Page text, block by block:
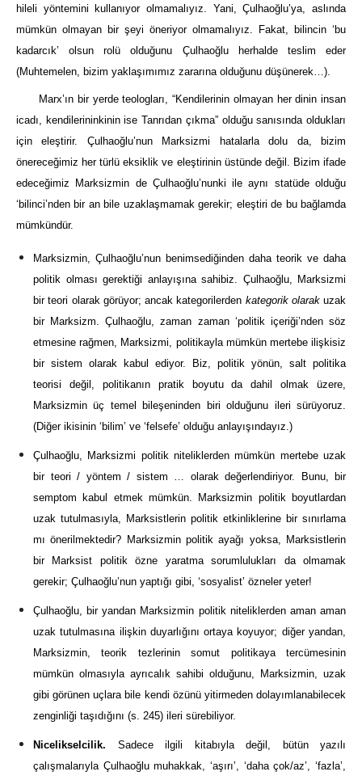
hileli yöntemini kullanıyor olmamalıyız. Yani, Çulhaoğlu’ya, aslında
mümkün olmayan bir şeyi öneriyor olmamalıyız. Fakat, bilincin ‘bu
kadarcık’ olsun rolü olduğunu Çulhaoğlu herhalde teslim eder
(Muhtemelen, bizim yaklaşımımız zararına olduğunu düşünerek…).
Marx’ın bir yerde teologları, “Kendilerinin olmayan her dinin insan
icadı, kendilerininkinin ise Tanrıdan çıkma” olduğu sanısında oldukları
için eleştirir. Çulhaoğlu’nun Marksizmi hatalarla dolu da, bizim
önereceğimiz her türlü eksiklik ve eleştirinin üstünde değil. Bizim ifade
edeceğimiz Marksizmin de Çulhaoğlu’nunki ile aynı statüde olduğu
‘bilinci’nden bir an bile uzaklaşmamak gerekir; eleştiri de bu bağlamda
mümkündür.
Marksizmin, Çulhaoğlu’nun benimsediğinden daha teorik ve daha
politik olması gerektiği anlayışına sahibiz. Çulhaoğlu, Marksizmi
bir teori olarak görüyor; ancak kategorilerden kategorik olarakuzak
bir Marksizm. Çulhaoğlu, zaman zaman ‘politik içeriği’nden söz
etmesine rağmen, Marksizmi, politikayla mümkün mertebe ilişkisiz
bir sistem olarak kabul ediyor. Biz, politik yönün, salt politika
teorisi değil, politikanın pratik boyutu da dahil olmak üzere,
Marksizmin üç temel bileşeninden biri olduğunu ileri sürüyoruz.
(Diğer ikisinin ‘bilim’ ve ‘felsefe’ olduğu anlayışındayız.)
Çulhaoğlu, Marksizmi politik niteliklerden mümkün mertebe uzak
bir teori / yöntem / sistem … olarak değerlendiriyor. Bunu, bir
semptom kabul etmek mümkün. Marksizmin politik boyutlardan
uzak tutulmasıyla, Marksistlerin politik etkinliklerine bir sınırlama
mı önerilmektedir? Marksizmin politik ayağı yoksa, Marksistlerin
bir Marksist politik özne yaratma sorumlulukları da olmamak
gerekir; Çulhaoğlu’nun yaptığı gibi, ‘sosyalist’ özneler yeter!
Çulhaoğlu, bir yandan Marksizmin politik niteliklerden aman aman
uzak tutulmasına ilişkin duyarlığını ortaya koyuyor; diğer yandan,
Marksizmin, teorik tezlerinin somut politikaya tercümesinin
mümkün olmasıyla ayrıcalık sahibi olduğunu, Marksizmin, uzak
gibi görünen uçlara bile kendi özünü yitirmeden dolayımlanabilecek
zenginliği taşıdığını (s. 245) ileri sürebiliyor.
Nicelikselcilik. Sadece ilgili kitabıyla değil, bütün yazılı
çalışmalarıyla Çulhaoğlu muhakkak, ‘aşırı’, ‘daha çok/az’, ‘fazla’,